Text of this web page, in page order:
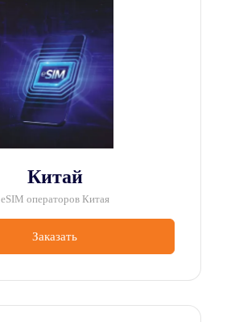
Китай
eSIM операторов Китая
Заказать